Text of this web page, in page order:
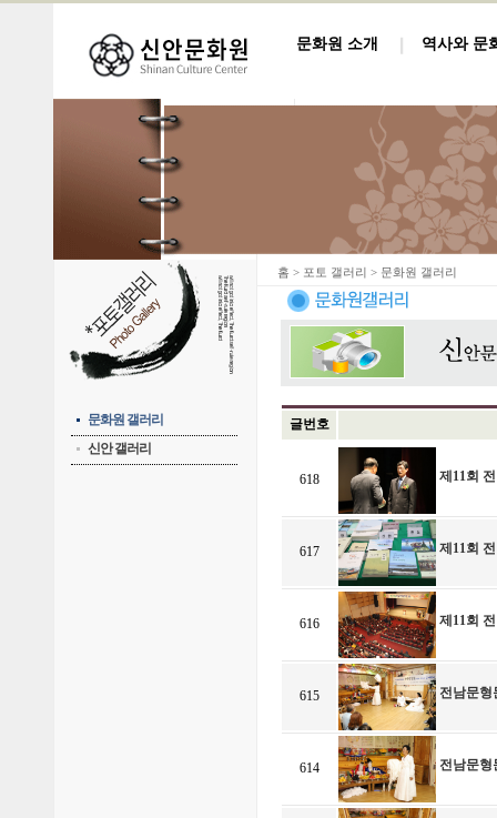
문화원 소개 역사와 문
문화원 갤러리
신안 갤러리
홈 > 포토 갤러리 > 문화원 갤러리
글번호
618 제11회
617 제11회
616 제11회
615 전남문
614 전남문